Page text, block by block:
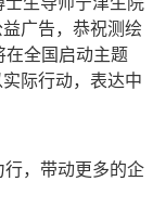
广告，恭祝测绘
在全国启动主题
际行动，表达中
，带动更多的企